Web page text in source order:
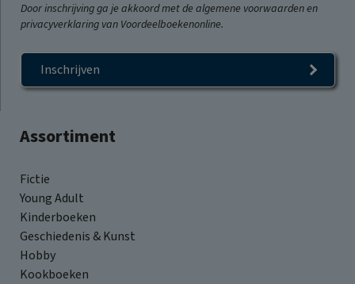
Assortiment
Fictie
Young Adult
Kinderboeken
Geschiedenis & Kunst
Hobby
Kookboeken
Door inschrijving ga je akkoord met de algemene voorwaarden en
privacyverklaring van Voordeelboekenonline.
Inschrijven